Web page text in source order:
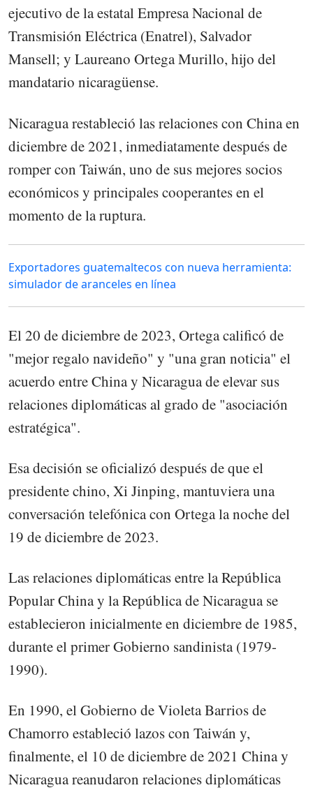
ejecutivo de la estatal Empresa Nacional de
Transmisión Eléctrica (Enatrel), Salvador
Mansell; y Laureano Ortega Murillo, hijo del
mandatario nicaragüense.
Nicaragua restableció las relaciones con China en
diciembre de 2021, inmediatamente después de
romper con Taiwán, uno de sus mejores socios
económicos y principales cooperantes en el
momento de la ruptura.
Exportadores guatemaltecos con nueva herramienta:
simulador de aranceles en línea
El 20 de diciembre de 2023, Ortega calificó de
"mejor regalo navideño" y "una gran noticia" el
acuerdo entre China y Nicaragua de elevar sus
relaciones diplomáticas al grado de "asociación
estratégica".
Esa decisión se oficializó después de que el
presidente chino, Xi Jinping, mantuviera una
conversación telefónica con Ortega la noche del
19 de diciembre de 2023.
Las relaciones diplomáticas entre la República
Popular China y la República de Nicaragua se
establecieron inicialmente en diciembre de 1985,
durante el primer Gobierno sandinista (1979-
1990).
En 1990, el Gobierno de Violeta Barrios de
Chamorro estableció lazos con Taiwán y,
finalmente, el 10 de diciembre de 2021 China y
Nicaragua reanudaron relaciones diplomáticas